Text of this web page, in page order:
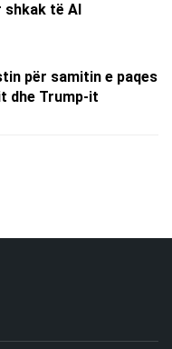
shkak të AI
për samitin e paqes
dhe Trump-it